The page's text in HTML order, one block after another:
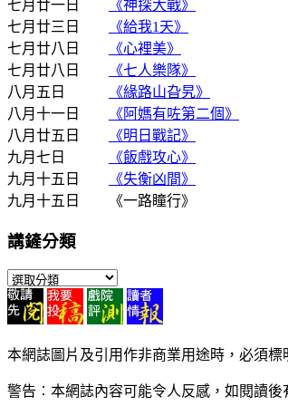
七月廿一日
《神探大戰》
七月廿三日
《給我1天》
七月廿八日
《心裡美》
七月廿八日
《七人樂隊》
八月五日
《緣路山旮旯》
八月十一日
《阿媽有咗第二個》
八月廿五日
《明日戰記》
九月七日
《飯戲攻心》
九月十五日
《失衡凶間》
九月十五日 《一路瞳行》
講鏟分類
講
鏟
分
類
本網誌圖片及引用作非商業用途時，必須
警告︰本網誌內容可能令人反感，如閱讀